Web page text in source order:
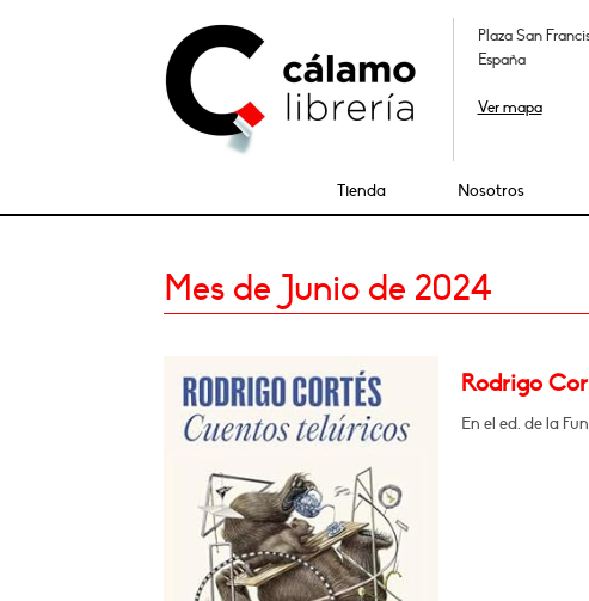
Plaza San
España
Ver mapa
Tienda Nosotros
Mes de Junio de 2024
Rodrigo
En el ed. de la